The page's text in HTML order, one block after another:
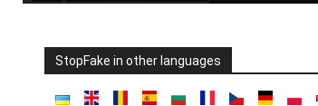
StopFake in other languages